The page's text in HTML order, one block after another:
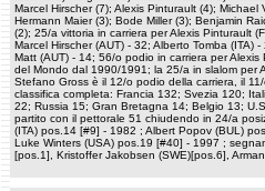
Marcel Hirscher (7); Alexis Pinturault (4);
Hermann Maier (3); Bode Miller (3); Benjamin
(2); 25/a vittoria in carriera per Alexis Pinturault
Marcel Hirscher (AUT) - 32; Alberto Tomba (ITA)
Matt (AUT) - 14; 56/o podio in carriera per
del Mondo dal 1990/1991; la 25/a in slalom per
Stefano Gross è il 12/o podio della carriera, il
classifica completa: Francia 132; Svezia 120;
22; Russia 15; Gran Bretagna 14; Belgio 13;
partito con il pettorale 51 chiudendo in 24/a
(ITA) pos.14 [#9] - 1982 ; Albert Popov (BUL)
Luke Winters (USA) pos.19 [#40] - 1997 ;
[pos.1], Kristoffer Jakobsen (SWE)[pos.6],